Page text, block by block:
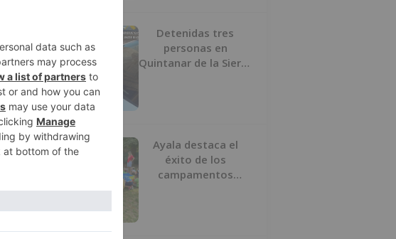
y
2
Detenidas tres
personas en
Quintanar de la Sierra
3
Ayala destaca el
éxito de los
campamentos